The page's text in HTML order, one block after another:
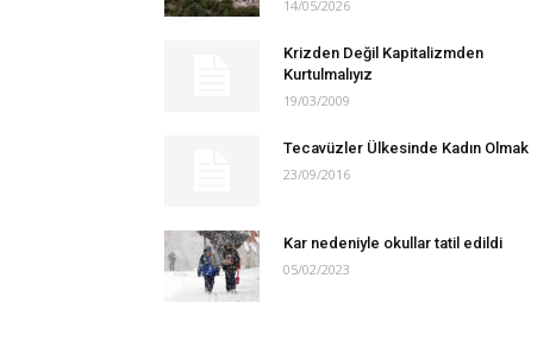
14/05/2026
Krizden Değil Kapitalizmden
Kurtulmalıyız
19/03/2009
Tecavüzler Ülkesinde Kadın Olmak
23/09/2016
Kar nedeniyle okullar tatil edildi
05/02/2023